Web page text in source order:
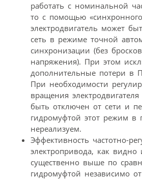
работать с номинальной
то с помощью
электродвигатель может
сеть в режиме точной
синхронизации (без
напряжения). При этом
дополнительные потери в
При необходимости
вращения
быть отключен от сети и
гидромуфтой этот режим в
нереализуем.
Эффективность частотно-
электропривода, как
существенно выше по
гидромуфтой независимо